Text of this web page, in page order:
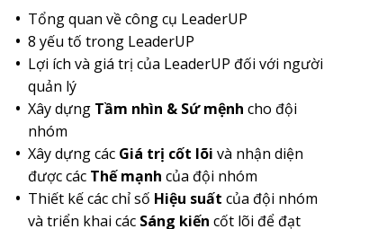
Tổng quan về công cụ LeaderUP
8 yếu tố trong LeaderUP
Lợi ích và giá trị của LeaderUP đối với người
quản lý
Xây dựng Tầm nhìn & Sứ mệnh cho đội
nhóm
Xây dựng các Giá trị cốt lõi và nhận diện
được các Thế mạnh của đội nhóm
Thiết kế các chỉ số Hiệu suất của đội nhóm
và triển khai các Sáng kiến cốt lõi để đạt